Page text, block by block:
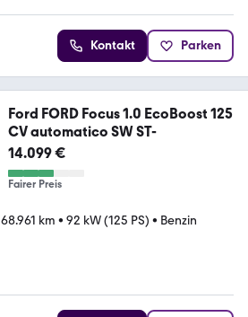
Kontakt Parken
Ford FORD Focus 1.0 EcoBoost 125
CV automatico SW ST-
14.099 €
Fairer Preis
68.961 km • 92 kW (125 PS) • Benzin